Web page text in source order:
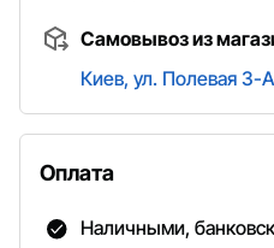
Самовывоз из
Киев, ул. Полевая 3-
Оплата
Наличными,